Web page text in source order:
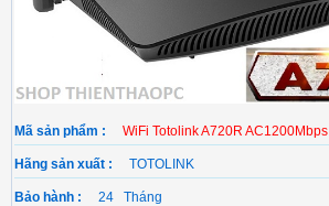
Mã sản phẩm : WiFi Totolink A720R AC1200Mbps
Hãng sản xuất : TOTOLINK
Bảo hành : 24 Tháng